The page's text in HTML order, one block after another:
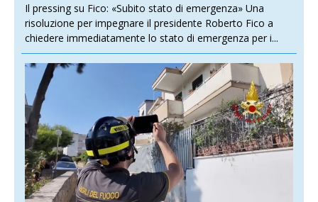
Il pressing su Fico: «Subito stato di emergenza» Una
risoluzione per impegnare il presidente Roberto Fico a
chiedere immediatamente lo stato di emergenza per i...